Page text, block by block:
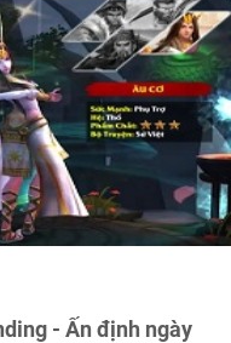
- Ấn định ngày